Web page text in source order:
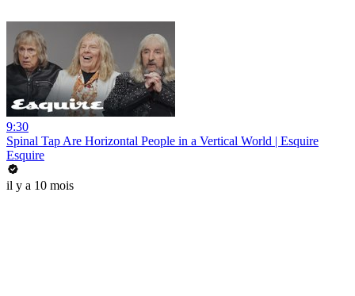
9:30
Spinal Tap Are Horizontal People in a Vertical World | Esquire
Esquire
il y a 10 mois